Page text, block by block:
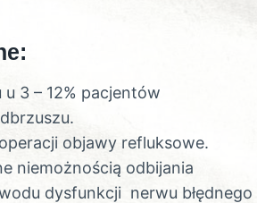
3 – 12% pacjentów
objawy refluksowe.
niemożnością odbijania
dysfunkcji nerwu błędnego